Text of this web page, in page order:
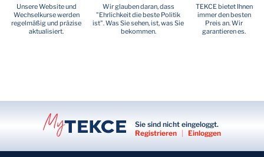
Unsere Website und
Wechselkurse werden
regelmäßig und präzise
aktualisiert.
Wir glauben daran, dass
"Ehrlichkeit die beste Politik
ist". Was Sie sehen, ist, was Sie
bekommen.
TEKCE bietet Ihnen
immer den besten
Preis an. Wir
garantieren es.
Sie sind nicht eingeloggt.
Registrieren | Einloggen